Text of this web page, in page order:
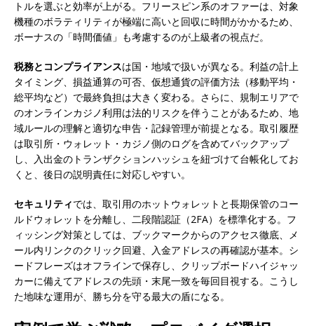
トルを選ぶと効率が上がる。フリースピン系のオファーは、対象
機種のボラティリティが極端に高いと回収に時間がかかるため、
ボーナスの「時間価値」も考慮するのが上級者の視点だ。
税務とコンプライアンスは国・地域で扱いが異なる。利益の計上
タイミング、損益通算の可否、仮想通貨の評価方法（移動平均・
総平均など）で最終負担は大きく変わる。さらに、規制エリアで
のオンラインカジノ利用は法的リスクを伴うことがあるため、地
域ルールの理解と適切な申告・記録管理が前提となる。取引履歴
は取引所・ウォレット・カジノ側のログを含めてバックアップ
し、入出金のトランザクションハッシュを紐づけて台帳化してお
くと、後日の説明責任に対応しやすい。
セキュリティでは、取引用のホットウォレットと長期保管のコー
ルドウォレットを分離し、二段階認証（2FA）を標準化する。フ
ィッシング対策としては、ブックマークからのアクセス徹底、メ
ール内リンクのクリック回避、入金アドレスの再確認が基本。シ
ードフレーズはオフラインで保存し、クリップボードハイジャッ
カーに備えてアドレスの先頭・末尾一致を毎回目視する。こうし
た地味な運用が、勝ち分を守る最大の盾になる。